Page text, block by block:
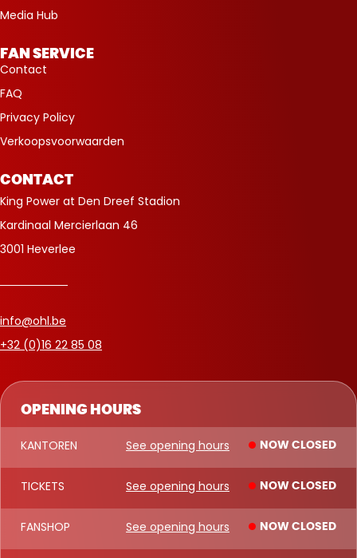
OPENING HOURS
KANTOREN See opening hours NOW CLOSED
TICKETS See opening hours NOW CLOSED
FANSHOP See opening hours NOW CLOSED
Media Hub
FAN SERVICE
Contact
FAQ
Privacy Policy
Verkoopsvoorwaarden
CONTACT
King Power at Den Dreef Stadion
Kardinaal Mercierlaan 46
3001 Heverlee
info@ohl.be
+32 (0)16 22 85 08